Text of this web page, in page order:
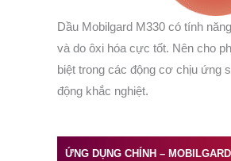
Dầu Mobilgard M330 có tính
và do ôxi hóa cực tốt. Nên cho
biệt trong các động cơ chịu ứng
động khắc nghiệt.
ỨNG DỤNG CHÍNH – MOBILGARD